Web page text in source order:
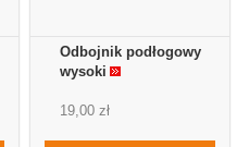
Odbojnik podłogowy
wysoki
19,00 zł